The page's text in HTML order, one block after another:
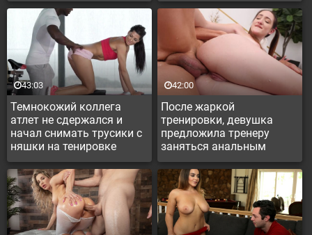
Темнокожий коллега
атлет не сдержался и
начал снимать трусики с
няшки на тенировке
43:03
После жаркой
тренировки, девушка
предложила тренеру
заняться анальным
сексом
42:00